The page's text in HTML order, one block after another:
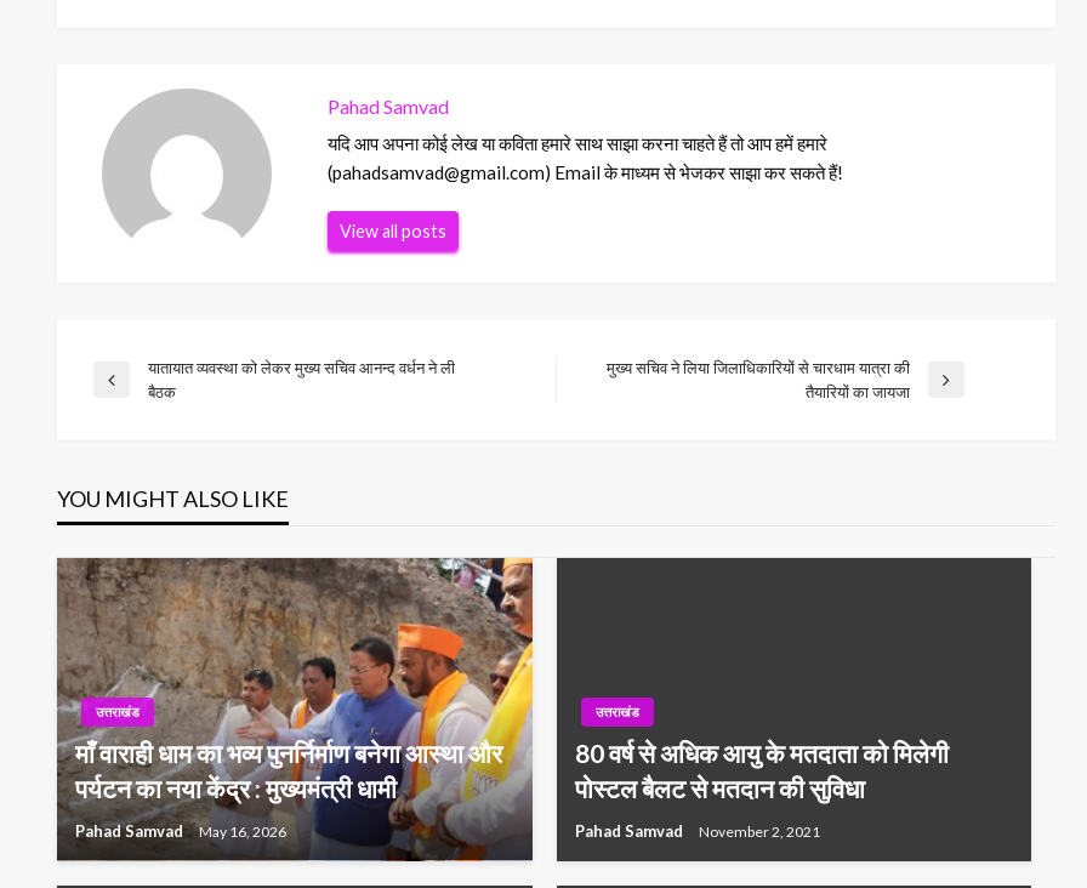
Pahad Samvad
यदि आप अपना कोई लेख या कविता हमारे साथ साझा करना चाहते हैं तो आप हमें हमारे
(pahadsamvad@gmail.com) Email के माध्यम से भेजकर साझा कर सकते हैं!
View all posts
Post
Previous
यातायात व्यवस्था को लेकर मुख्य सचिव आनन्द वर्धन ने ली
बैठक
मुख्य सचिव ने लिया जिलाधिकारियों से चारधाम यात्रा की
तैयारियों का जायजा
YOU MIGHT ALSO LIKE
उत्तराखंड
माँ वाराही धाम का भव्य पुनर्निर्माण बनेगा आस्था और
पर्यटन का नया केंद्र : मुख्यमंत्री धामी
Pahad Samvad May 16, 2026
उत्तराखंड
80 वर्ष से अधिक आयु के मतदाता को मिलेगी
पोस्टल बैलट से मतदान की सुविधा
Pahad Samvad November 2, 2021